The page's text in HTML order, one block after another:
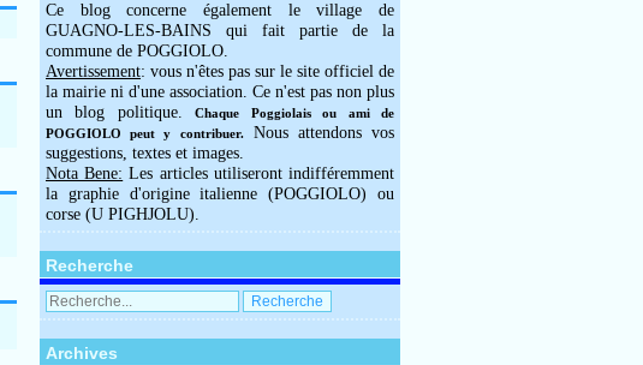
Ce blog concerne également le village de
GUAGNO-LES-BAINS qui fait partie de la
commune de POGGIOLO.
Avertissement: vous n'êtes pas sur le site officiel de
la mairie ni d'une association. Ce n'est pas non plus
un blog politique.Chaque Poggiolais ou ami de
POGGIOLO peut y contribuer.Nous attendons vos
suggestions, textes et images.
Nota Bene: Les articles utiliseront indifféremment
la graphie d'origine italienne (POGGIOLO) ou
corse (U PIGHJOLU).
Recherche
Archives